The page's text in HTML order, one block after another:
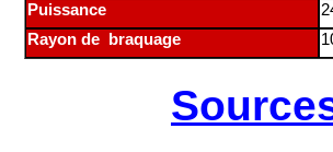
Puissance
Rayon de braquage